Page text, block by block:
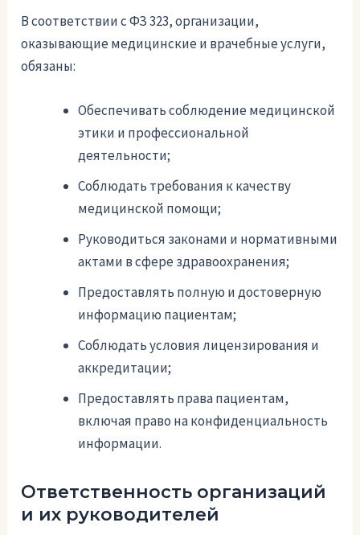
В соответствии с ФЗ 323, организации,
оказывающие медицинские и врачебные услуги,
обязаны:
Обеспечивать соблюдение медицинской
этики и профессиональной
деятельности;
Соблюдать требования к качеству
медицинской помощи;
Руководиться законами и нормативными
актами в сфере здравоохранения;
Предоставлять полную и достоверную
информацию пациентам;
Соблюдать условия лицензирования и
аккредитации;
Предоставлять права пациентам,
включая право на конфиденциальность
информации.
Ответственность организаций
и их руководителей